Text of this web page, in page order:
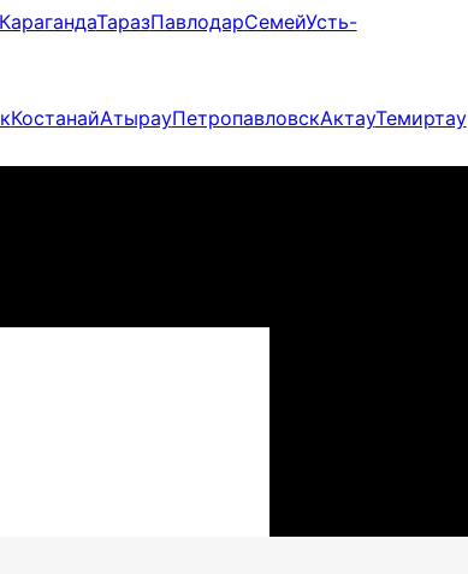
ТаразПавлодарСемейУсть-
КостанайАтырауПетропавловскАктауТемиртау